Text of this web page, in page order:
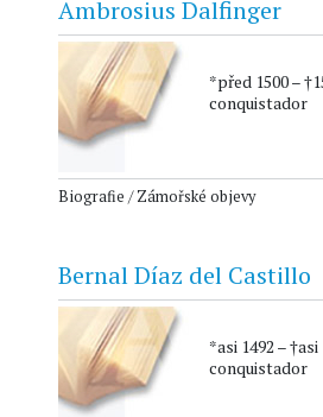
Ambrosius Dalfinger
*před 1500 –
conquistador
Biografie / Zámořské objevy
Bernal Díaz del Castillo
*asi 1492 –
conquistador